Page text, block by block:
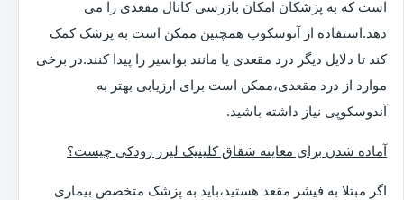
است که به پزشکان امکان بازرسی کانال مقعدی را می
دهد.استفاده از آنوسکوپ همچنین ممکن است به پزشک کمک
کند تا دلایل دیگر درد مقعدی یا مانند بواسیر را پیدا کنند.در برخی
موارد از درد مقعدی،ممکن است برای ارزیابی بهتر به
آندوسکوپی نیاز داشته باشید.
آماده شدن برای معاینه شقاق کلینیک لیزر رودکی چیست؟
اگر مبتلا به فیشر مقعد هستید،باید به پزشک متخصص بیماری